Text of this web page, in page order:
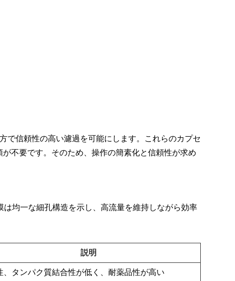
で信頼性の高い濾過を可能にします。これらのカプセ
不要です。そのため、操作の簡素化と信頼性が求め
均一な細孔構造を示し、高流量を維持しながら効率
説明
、タンパク質結合性が低く、耐薬品性が高い